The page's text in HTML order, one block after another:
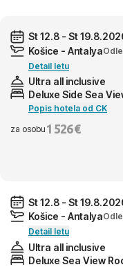
St 12.8 - St
Košice - Antalya
Detail letu
Ultra all inclusive
Deluxe Side Sea
Popis hotela od CK
za osobu 1 526 €
St 12.8 - St
Košice - Antalya
Detail letu
Ultra all inclusive
Deluxe Sea View